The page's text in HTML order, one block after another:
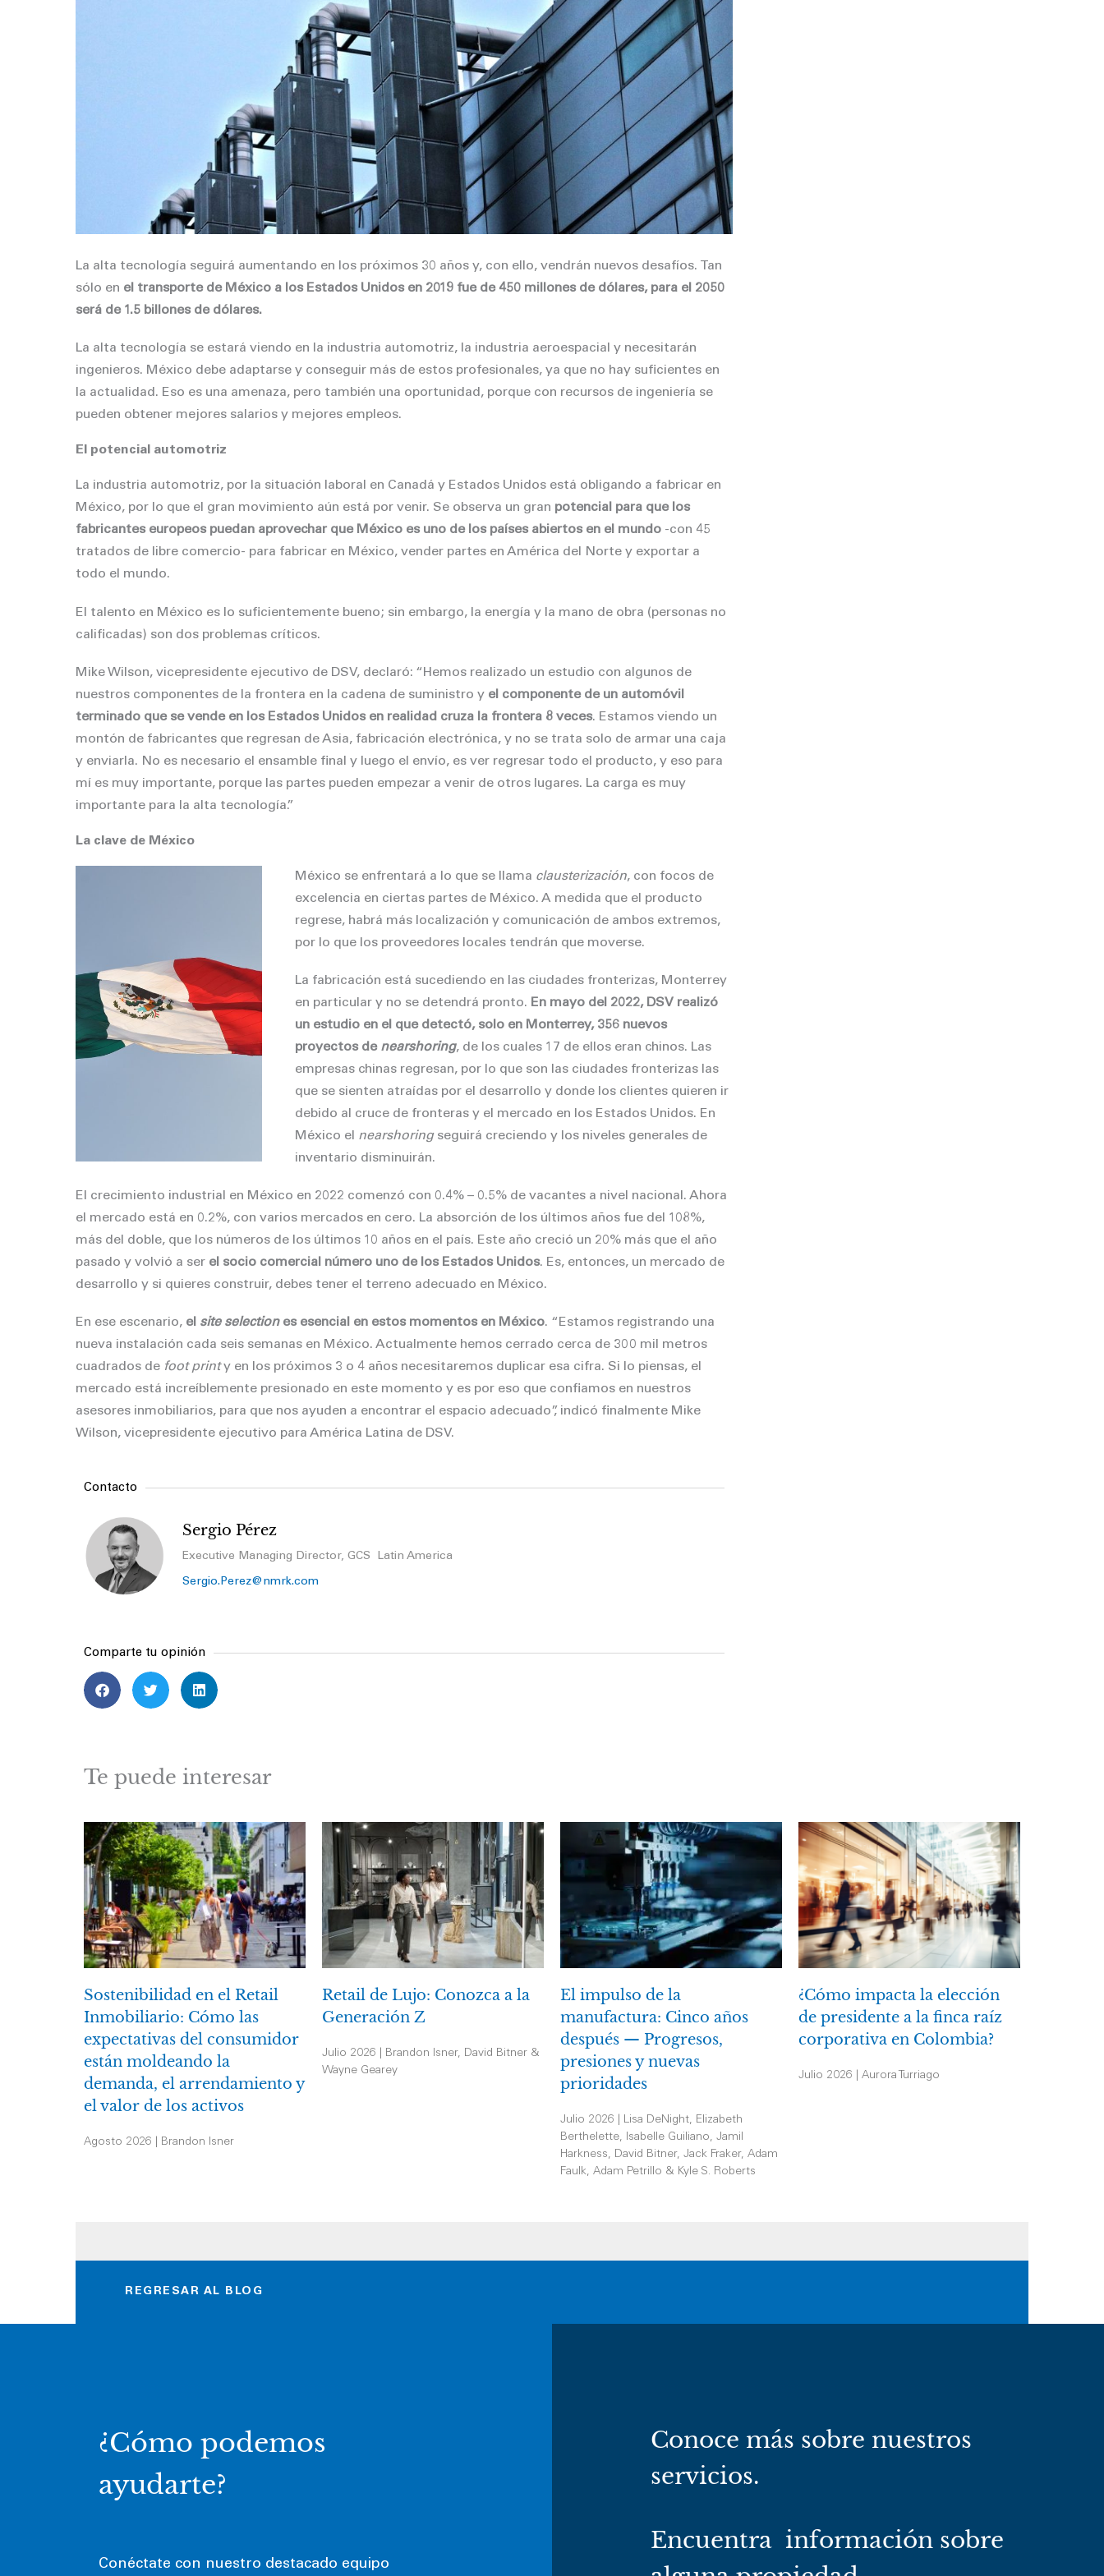
La alta tecnología seguirá aumentando en los próximos 30 años y, con ello, vendrán nuevos desafíos. Tan
sólo en el transporte de México a los Estados Unidos en 2019 fue de 450 millones de dólares, para el 2050
será de 1.5 billones de dólares.
La alta tecnología se estará viendo en la industria automotriz, la industria aeroespacial y necesitarán
ingenieros. México debe adaptarse y conseguir más de estos profesionales, ya que no hay suficientes en
la actualidad. Eso es una amenaza, pero también una oportunidad, porque con recursos de ingeniería se
pueden obtener mejores salarios y mejores empleos.
El potencial automotriz
La industria automotriz, por la situación laboral en Canadá y Estados Unidos está obligando a fabricar en
México, por lo que el gran movimiento aún está por venir. Se observa un gran potencial para que los
fabricantes europeos puedan aprovechar que México es uno de los países abiertos en el mundo -con 45
tratados de libre comercio- para fabricar en México, vender partes en América del Norte y exportar a
todo el mundo.
El talento en México es lo suficientemente bueno; sin embargo, la energía y la mano de obra (personas no
calificadas) son dos problemas críticos.
Mike Wilson, vicepresidente ejecutivo de DSV, declaró: “Hemos realizado un estudio con algunos de
nuestros componentes de la frontera en la cadena de suministro y el componente de un automóvil
terminado que se vende en los Estados Unidos en realidad cruza la frontera 8 veces. Estamos viendo un
montón de fabricantes que regresan de Asia, fabricación electrónica, y no se trata solo de armar una caja
y enviarla. No es necesario el ensamble final y luego el envío, es ver regresar todo el producto, y eso para
mí es muy importante, porque las partes pueden empezar a venir de otros lugares. La carga es muy
importante para la alta tecnología.”
La clave de México
México se enfrentará a lo que se llama clausterización, con focos de
excelencia en ciertas partes de México. A medida que el producto
regrese, habrá más localización y comunicación de ambos extremos,
por lo que los proveedores locales tendrán que moverse.
La fabricación está sucediendo en las ciudades fronterizas, Monterrey
en particular y no se detendrá pronto. En mayo del 2022, DSV realizó
un estudio en el que detectó, solo en Monterrey, 356 nuevos
proyectos de nearshoring, de los cuales 17 de ellos eran chinos. Las
empresas chinas regresan, por lo que son las ciudades fronterizas las
que se sienten atraídas por el desarrollo y donde los clientes quieren ir
debido al cruce de fronteras y el mercado en los Estados Unidos. En
México el nearshoring seguirá creciendo y los niveles generales de
inventario disminuirán.
El crecimiento industrial en México en 2022 comenzó con 0.4% – 0.5% de vacantes a nivel nacional. Ahora
el mercado está en 0.2%, con varios mercados en cero. La absorción de los últimos años fue del 108%,
más del doble, que los números de los últimos 10 años en el país. Este año creció un 20% más que el año
pasado y volvió a ser el socio comercial número uno de los Estados Unidos. Es, entonces, un mercado de
desarrollo y si quieres construir, debes tener el terreno adecuado en México.
En ese escenario, el site selectiones esencial en estos momentos en México. “Estamos registrando una
nueva instalación cada seis semanas en México. Actualmente hemos cerrado cerca de 300 mil metros
cuadrados de foot printy en los próximos 3 o 4 años necesitaremos duplicar esa cifra. Si lo piensas, el
mercado está increíblemente presionado en este momento y es por eso que confiamos en nuestros
asesores inmobiliarios, para que nos ayuden a encontrar el espacio adecuado”, indicó finalmente Mike
Wilson, vicepresidente ejecutivo para América Latina de DSV.
Contacto
Sergio Pérez
Executive Managing Director, GCS Latin America
Sergio.Perez@nmrk.com
Comparte tu opinión
Te puede interesar
Sostenibilidad en el Retail
Inmobiliario: Cómo las
expectativas del consumidor
están moldeando la
demanda, el arrendamiento y
el valor de los activos
Agosto 2026 | Brandon Isner
Retail de Lujo: Conozca a la
Generación Z
Julio 2026 | Brandon Isner, David Bitner &
Wayne Gearey
El impulso de la
manufactura: Cinco años
después — Progresos,
presiones y nuevas
prioridades
Julio 2026 | Lisa DeNight, Elizabeth
Berthelette, Isabelle Guiliano, Jamil
Harkness, David Bitner, Jack Fraker, Adam
Faulk, Adam Petrillo & Kyle S. Roberts
¿Cómo impacta la elección
de presidente a la finca raíz
corporativa en Colombia?
Julio 2026 | Aurora Turriago
REGRESAR AL BLOG
¿Cómo podemos
ayudarte?
Conéctate con nuestro destacado equipo
Conoce más sobre nuestros
servicios.
Encuentra información sobre